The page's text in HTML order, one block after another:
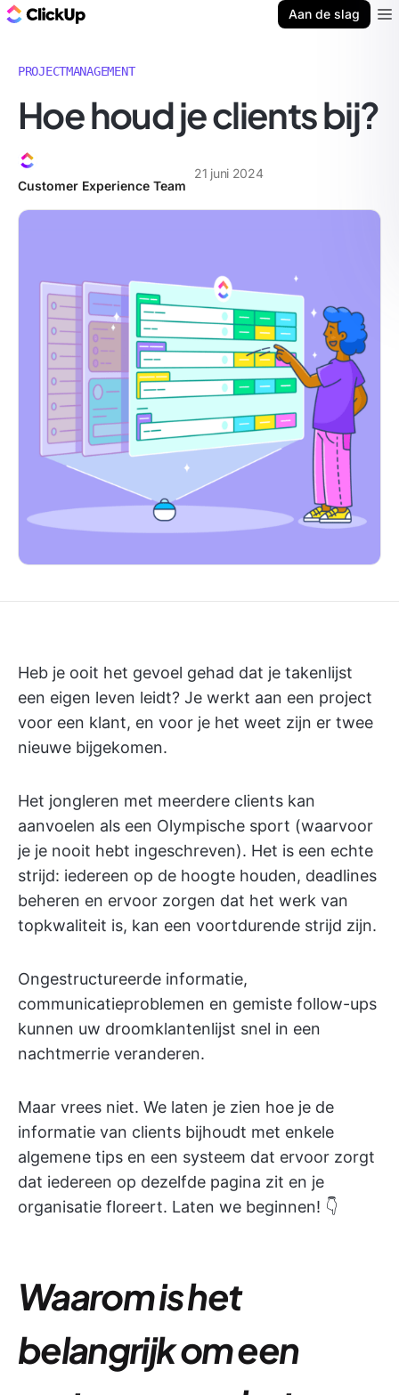
Aan de slag
PROJECTMANAGEMENT
Hoe houd je clients bij?
Customer Experience Team
21 juni 2024
Heb je ooit het gevoel gehad dat je takenlijst
een eigen leven leidt? Je werkt aan een project
voor een klant, en voor je het weet zijn er twee
nieuwe bijgekomen.
Het jongleren met meerdere clients kan
aanvoelen als een Olympische sport (waarvoor
je je nooit hebt ingeschreven). Het is een echte
strijd: iedereen op de hoogte houden, deadlines
beheren en ervoor zorgen dat het werk van
topkwaliteit is, kan een voortdurende strijd zijn.
Ongestructureerde informatie,
communicatieproblemen en gemiste follow-ups
kunnen uw droomklantenlijst snel in een
nachtmerrie veranderen.
Maar vrees niet. We laten je zien hoe je de
informatie van clients bijhoudt met enkele
algemene tips en een systeem dat ervoor zorgt
dat iedereen op dezelfde pagina zit en je
organisatie floreert. Laten we beginnen! 👇
Waarom is het
belangrijk om een